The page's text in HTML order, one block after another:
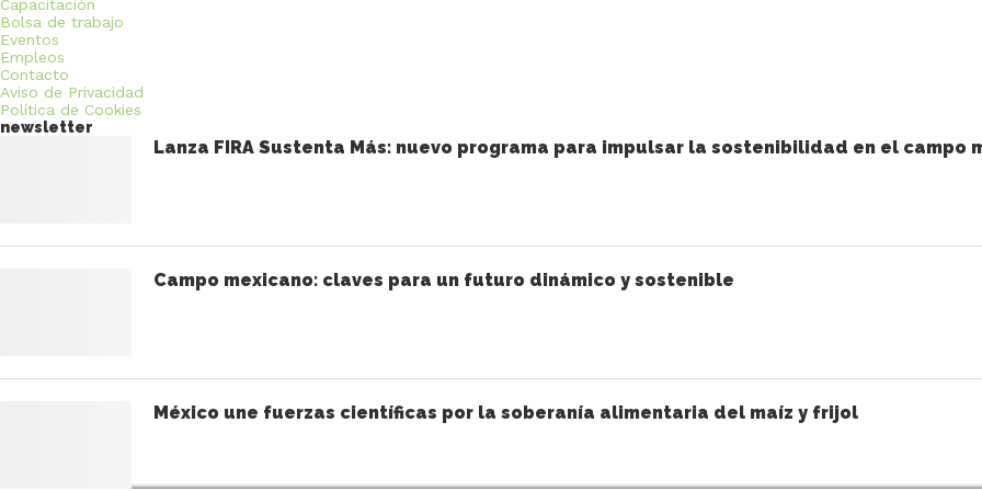
Capacitación
Bolsa de trabajo
Eventos
Empleos
Contacto
Aviso de Privacidad
Política de Cookies
newsletter
Lanza FIRA Sustenta Más: nuevo programa para impulsar la sostenibilidad en el campo
Campo mexicano: claves para un futuro dinámico y sostenible
México une fuerzas científicas por la soberanía alimentaria del maíz y frijol